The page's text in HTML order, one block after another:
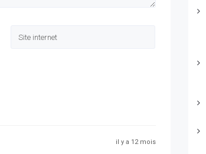
il y a 12 mois